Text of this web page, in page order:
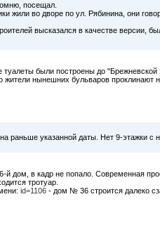
посещал.
жили во дворе по ул. Рябинина, они
высказался в качестве версии,
были построены до
жители нынешних бульваров проклинают
раньше указанной даты. Нет 9-этажки
й дом, в кадр не попало. Современная
тротуар.
id=1106 - дом № 36 строится далеко